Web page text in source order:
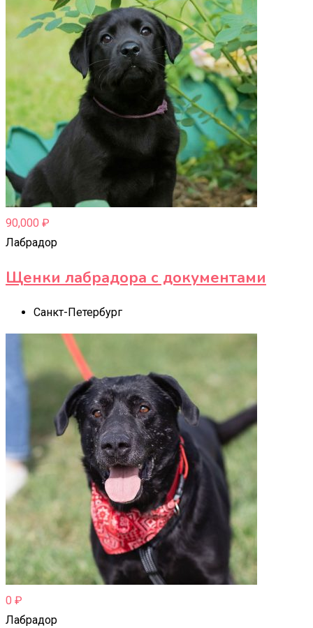
90,000 ₽
Лабрадор
Щенки лабрадора с документами
Санкт-Петербург
0 ₽
Лабрадор